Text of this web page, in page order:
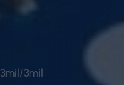
3mil/3mil